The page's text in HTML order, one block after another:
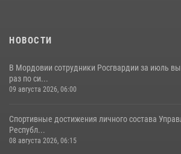
НОВОСТИ
В Мордовии сотрудники Росгвардии за июль
раз по си...
09 августа 2026, 06:00
Спортивные достижения личного состава
Республ...
08 августа 2026, 06:15